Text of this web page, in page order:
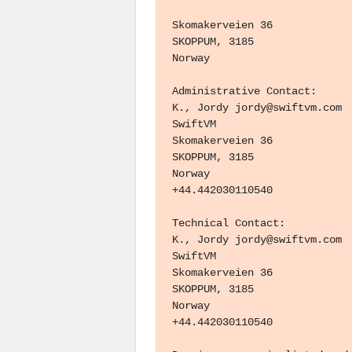
Skomakerveien 36
SKOPPUM, 3185
Norway
Administrative Contact:
K., Jordy jordy@swiftvm.com
SwiftVM
Skomakerveien 36
SKOPPUM, 3185
Norway
+44.442030110540
Technical Contact:
K., Jordy jordy@swiftvm.com
SwiftVM
Skomakerveien 36
SKOPPUM, 3185
Norway
+44.442030110540